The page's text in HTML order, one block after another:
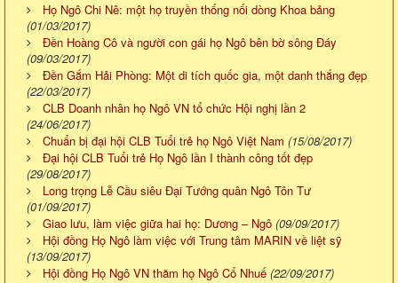
Họ Ngô Chi Nê: một họ truyền thống nối dòng Khoa bảng
(01/03/2017)
Đền Hoàng Cô và người con gái họ Ngô bên bờ sông Đáy
(09/03/2017)
Đền Gắm Hải Phòng: Một di tích quốc gia, một danh thắng đẹp
(22/03/2017)
CLB Doanh nhân họ Ngô VN tổ chức Hội nghị lần 2
(24/06/2017)
Chuẩn bị đại hội CLB Tuổi trẻ họ Ngô Việt Nam (15/08/2017)
Đại hội CLB Tuổi trẻ Họ Ngô lần I thành công tốt đẹp
(29/08/2017)
Long trọng Lễ Cầu siêu Đại Tướng quân Ngô Tôn Tư
(01/09/2017)
Giao lưu, làm việc giữa hai họ: Dương – Ngô (09/09/2017)
Hội đồng Họ Ngô làm việc với Trung tâm MARIN về liệt sỹ
(13/09/2017)
Hội đồng Họ Ngô VN thăm họ Ngô Cổ Nhuế (22/09/2017)